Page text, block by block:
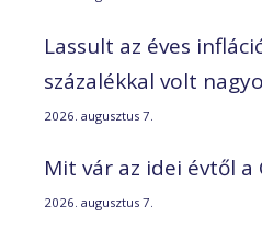
Lassult az éves
százalékkal volt
2026. augusztus 7.
Mit vár az idei évtől a
2026. augusztus 7.